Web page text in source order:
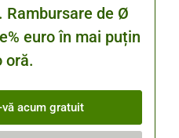
Rambursare de Ø
euro în mai puțin
oră.
acum gratuit